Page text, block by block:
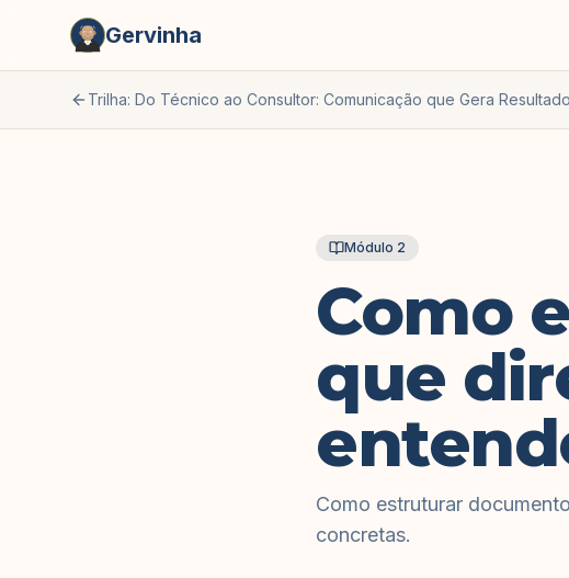
Gervinha
Trilha: Do Técnico ao Consultor: Comunicação que Gera Resultado
Módulo 2
Como
que
Como estruturar
concretas.